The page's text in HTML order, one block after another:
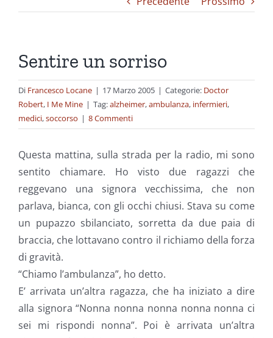
Sentire un sorriso
Di Francesco Locane | 17 Marzo 2005 | Categorie: Doctor
Robert, I Me Mine | Tag:alzheimer,ambulanza, infermieri,
medici,soccorso | 8 Commenti
Questa mattina, sulla strada per la radio, mi sono
sentito chiamare. Ho visto due ragazzi che
reggevano una signora vecchissima, che non
parlava, bianca, con gli occhi chiusi. Stava su come
un pupazzo sbilanciato, sorretta da due paia di
braccia, che lottavano contro il richiamo della forza
di gravità.
“Chiamo l’ambulanza”, ho detto.
E’ arrivata un’altra ragazza, che ha iniziato a dire
alla signora “Nonna nonna nonna nonna nonna ci
sei mi rispondi nonna”. Poi è arrivata un’altra